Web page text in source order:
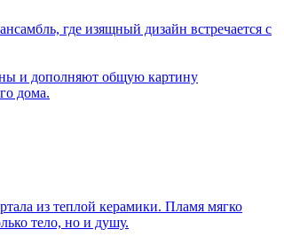
где изящный дизайн встречается с
и дополняют общую картину
дома.
из теплой керамики. Пламя мягко
тело, но и душу.